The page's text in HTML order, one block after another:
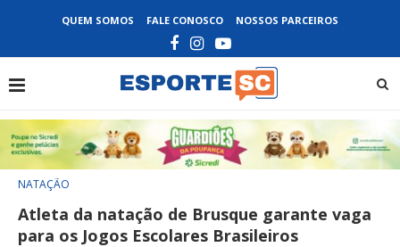
QUEM SOMOS FALE CONOSCO NOSSOS PARCEIROS
NATAÇÃO
Atleta da natação de Brusque garante vaga
para os Jogos Escolares Brasileiros